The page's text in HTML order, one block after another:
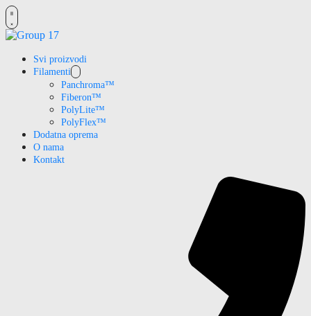
Svi proizvodi
Filamenti
Panchroma™
Fiberon™
PolyLite™
PolyFlex™
Dodatna oprema
O nama
Kontakt